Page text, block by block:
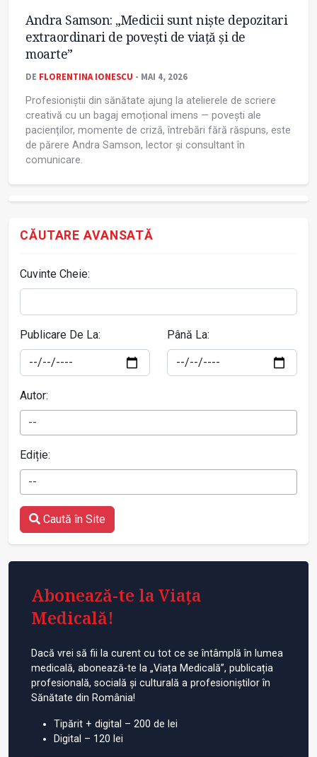
Andra Samson: „Medicii sunt niște depozitari
extraordinari de povești de viață și de
moarte”
DE FLORENTINA IONESCU - MAI 4, 2026
Profesioniștii din sănătate ajung la atelierele de scriere
creativă cu un bagaj emoțional imens — povești ale
pacienților, momente de criză, întrebări fără răspuns, este
de părere Andra Samson, lector și consultant în
comunicare.
CĂUTARE AVANSATĂ
Cuvinte Cheie:
Publicare De La: Până La:
Autor:
--
Ediție:
--
Caută în Site
Abonează-te la Viața
Medicală!
Dacă vrei să fii la curent cu tot ce se întâmplă în lumea
medicală, abonează-te la „Viața Medicală”, publicația
profesională, socială și culturală a profesioniștilor în
Sănătate din România!
Tipărit + digital – 200 de lei
Digital – 120 lei